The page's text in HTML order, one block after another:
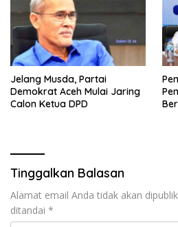
Jelang Musda, Partai
Demokrat Aceh Mulai Jaring
Calon Ketua DPD
Tinggalkan Balasan
Alamat email Anda tidak akan
ditandai *